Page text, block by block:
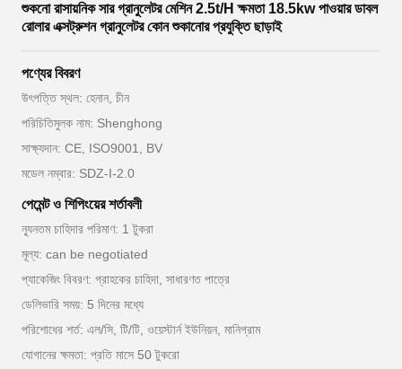
শুকনো রাসায়নিক সার গ্রানুলেটর মেশিন 2.5t/H ক্ষমতা 18.5kw পাওয়ার ডাবল
রোলার এক্সট্রুশন গ্রানুলেটর কোন শুকানোর প্রযুক্তি ছাড়াই
পণ্যের বিবরণ
উৎপত্তি স্থল: হেনান, চীন
পরিচিতিমুলক নাম: Shenghong
সাক্ষ্যদান: CE, ISO9001, BV
মডেল নম্বার: SDZ-I-2.0
পেমেন্ট ও শিপিংয়ের শর্তাবলী
ন্যূনতম চাহিদার পরিমাণ: 1 টুকরা
মূল্য: can be negotiated
প্যাকেজিং বিবরণ: গ্রাহকের চাহিদা, সাধারণত পাত্রে
ডেলিভারি সময়: 5 দিনের মধ্যে
পরিশোধের শর্ত: এল/সি, টি/টি, ওয়েস্টার্ন ইউনিয়ন, মানিগ্রাম
যোগানের ক্ষমতা: প্রতি মাসে 50 টুকরো